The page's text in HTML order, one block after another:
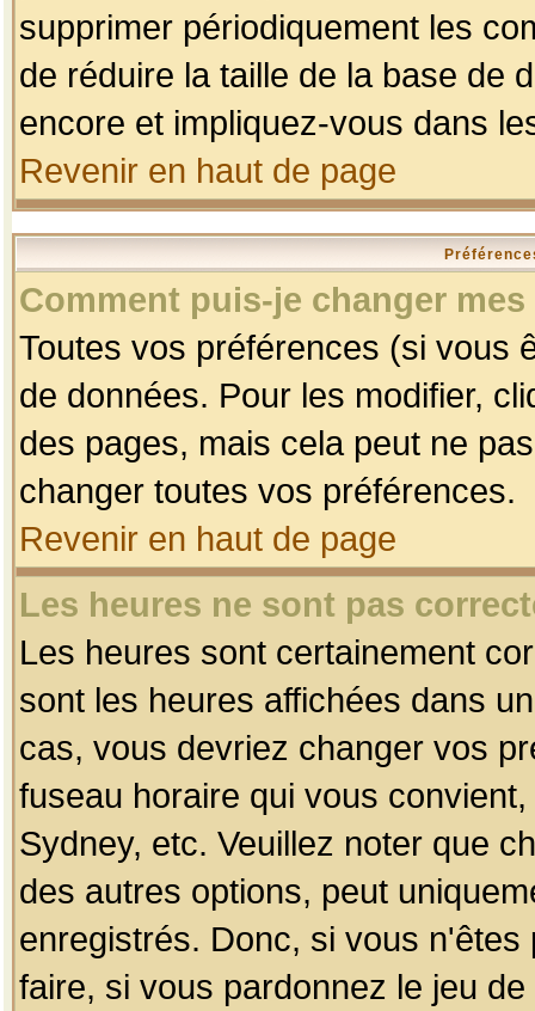
supprimer périodiquement les
de réduire la taille de la base de
encore et impliquez-vous dans
Revenir en haut de page
Comment puis-je changer
Toutes vos préférences (si vous
de données. Pour les modifier,
des pages, mais cela peut ne
changer toutes vos préférences.
Revenir en haut de page
Les heures ne sont pas
Les heures sont certainement
sont les heures affichées dans
cas, vous devriez changer vos
fuseau horaire qui vous
Sydney, etc. Veuillez noter que
des autres options, peut
enregistrés. Donc, si vous
faire, si vous pardonnez le jeu